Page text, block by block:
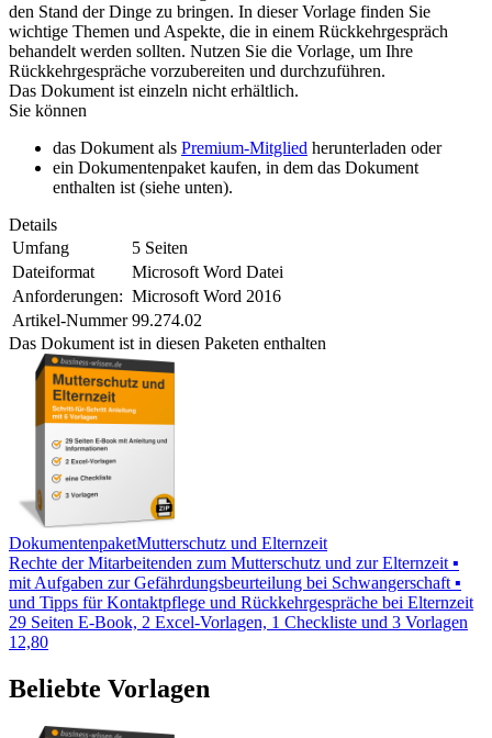
den Stand der Dinge zu bringen. In dieser Vorlage finden Sie
wichtige Themen und Aspekte, die in einem Rückkehrgespräch
behandelt werden sollten. Nutzen Sie die Vorlage, um Ihre
Rückkehrgespräche vorzubereiten und durchzuführen.
Das Dokument ist einzeln nicht erhältlich.
Sie können
das Dokument als Premium-Mitglied herunterladen oder
ein Dokumentenpaket kaufen, in dem das Dokument
enthalten ist (siehe unten).
Details
Umfang
5 Seiten
Dateiformat
Microsoft Word Datei
Anforderungen: Microsoft Word 2016
Artikel-Nummer 99.274.02
Das Dokument ist in diesen Paketen enthalten
DokumentenpaketMutterschutz und Elternzeit
Rechte der Mitarbeitenden zum Mutterschutz und zur Elternzeit ▪
mit Aufgaben zur Gefährdungsbeurteilung bei Schwangerschaft ▪
und Tipps für Kontaktpflege und Rückkehrgespräche bei Elternzeit
29 Seiten E-Book, 2 Excel-Vorlagen, 1 Checkliste und 3 Vorlagen
12,80
Beliebte Vorlagen